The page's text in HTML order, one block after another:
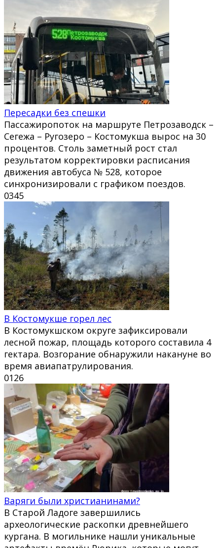
Пересадки без спешки
Пассажиропоток на маршруте Петрозаводск –
Сегежа – Ругозеро – Костомукша вырос на 30
процентов. Столь заметный рост стал
результатом корректировки расписания
движения автобуса № 528, которое
синхронизировали с графиком поездов.
0345
В Костомукше горел лес
В Костомукшском округе зафиксировали
лесной пожар, площадь которого составила 4
гектара. Возгорание обнаружили накануне во
время авиапатрулирования.
0126
Варяги были христианинами?
В Старой Ладоге завершились
археологические раскопки древнейшего
кургана. В могильнике нашли уникальные